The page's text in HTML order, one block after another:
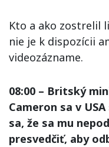
Kto a ako zostrelil
nie je k dispozícii
videozázname.
08:00 – Britský
Cameron sa v
sa, že sa mu
presvedčiť, aby